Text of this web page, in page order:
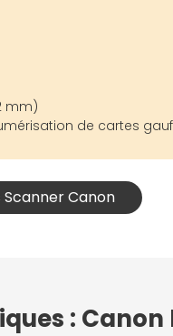
mm)
de cartes
Scanner Canon
: Canon